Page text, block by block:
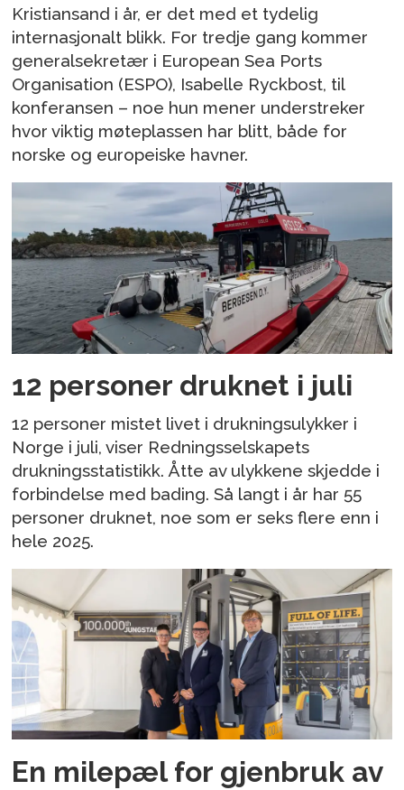
Kristiansand i år, er det med et tydelig
internasjonalt blikk. For tredje gang kommer
generalsekretær i European Sea Ports
Organisation (ESPO), Isabelle Ryckbost, til
konferansen – noe hun mener understreker
hvor viktig møteplassen har blitt, både for
norske og europeiske havner.
12 personer druknet i juli
12 personer mistet livet i drukningsulykker i
Norge i juli, viser Redningsselskapets
drukningsstatistikk. Åtte av ulykkene skjedde i
forbindelse med bading. Så langt i år har 55
personer druknet, noe som er seks flere enn i
hele 2025.
En milepæl for gjenbruk av